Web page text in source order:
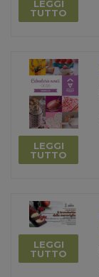
LEGGI
TUTTO
LEGGI
TUTTO
LEGGI
TUTTO